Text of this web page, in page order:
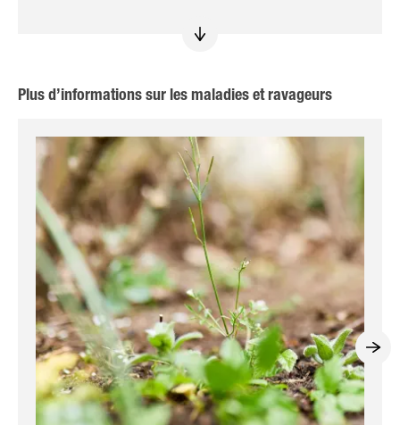
Plus d’informations sur les maladies et ravageurs